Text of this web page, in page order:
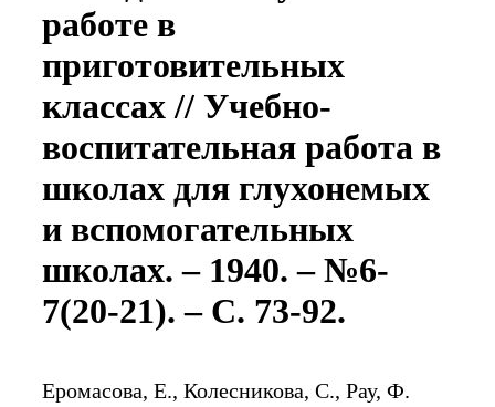
работе в
приготовительных
классах // Учебно-
воспитательная работа в
школах для глухонемых
и вспомогательных
школах. – 1940. – №6-
7(20-21). – С. 73-92.
Еромасова, Е., Колесникова, С., Рау, Ф.